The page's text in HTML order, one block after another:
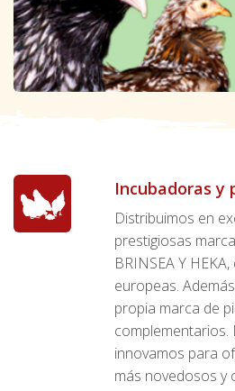
Incubadoras y
Distribuimos en
prestigiosas
BRINSEA Y
europeas.
propia marca de
complementarios.
innovamos para
más novedosos y